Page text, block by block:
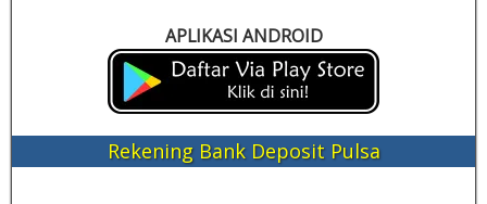
APLIKASI ANDROID
Rekening Bank Deposit Pulsa